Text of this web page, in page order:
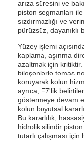
arıza süresini ve
piston segmanları
sızdırmazlığı ve
pürüzsüz, dayanıklı
Yüzey işlemi
kaplama, aşınma
azaltmak için
bileşenlerle temas
koruyarak kolun
ayrıca, F7'lik
göstermeye devam
kolun boyutsal
Bu kararlılık,
hidrolik silindir piston
tutarlı çalışması